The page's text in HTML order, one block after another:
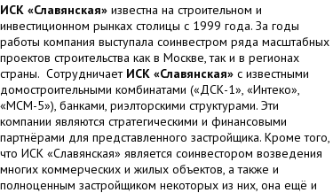
ИСК «Славянская» известна на строительном и
инвестиционном рынках столицы с 1999 года. За годы
работы компания выступала соинвестром ряда масштабных
проектов строительства как в Москве, так и в регионах
страны. Сотрудничает ИСК «Славянская» с известными
домостроительными комбинатами («ДСК-1», «Интеко»,
«МСМ-5»), банками, риэлторскими структурами. Эти
компании являются стратегическими и финансовыми
партнёрами для представленного застройщика. Кроме того,
что ИСК «Славянская» является соинвестором возведения
многих коммерческих и жилых объектов, а также и
полноценным застройщиком некоторых из них, она ещё и